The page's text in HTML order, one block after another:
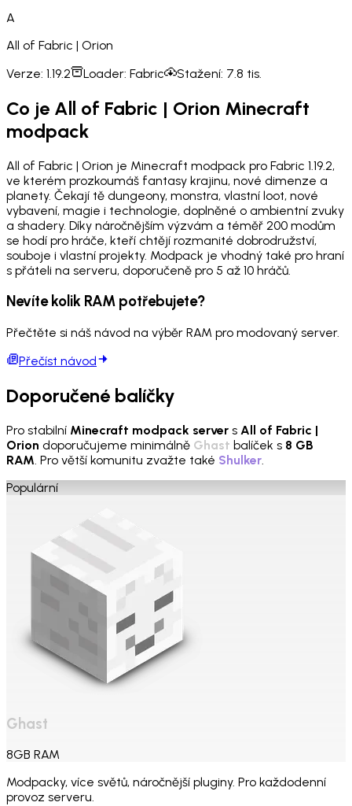
A
All of Fabric | Orion
Verze: 1.19.2 Loader: Fabric Stažení: 7.8 tis.
Co je All of Fabric | Orion Minecraft
modpack
All of Fabric | Orion je Minecraft modpack pro Fabric 1.19.2,
ve kterém prozkoumáš fantasy krajinu, nové dimenze a
planety. Čekají tě dungeony, monstra, vlastní loot, nové
vybavení, magie i technologie, doplněné o ambientní zvuky
a shadery. Díky náročnějším výzvám a téměř 200 modům
se hodí pro hráče, kteří chtějí rozmanité dobrodružství,
souboje i vlastní projekty. Modpack je vhodný také pro hraní
s přáteli na serveru, doporučeně pro 5 až 10 hráčů.
Nevíte kolik RAM potřebujete?
Přečtěte si náš návod na výběr RAM pro modovaný server.
Přečíst návod
Doporučené balíčky
Pro stabilní Minecraft modpack server s All of Fabric |
Orion doporučujeme minimálně Ghast balíček s 8 GB
RAM. Pro větší komunitu zvažte také Shulker.
Populární
Ghast
8GB RAM
Modpacky, více světů, náročnější pluginy. Pro každodenní
provoz serveru.